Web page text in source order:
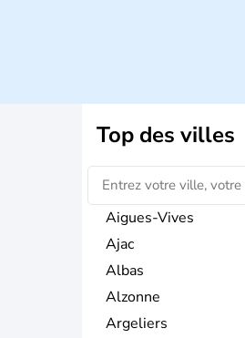
Top des villes
Aigues-Vives
Ajac
Albas
Alzonne
Argeliers